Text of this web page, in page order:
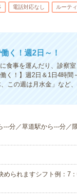
電話対応なし ルーテ
く！週2日～！
食事を運んだり、診察室
く！】週2日＆1日4時間
この週は月水金」など
---分／草道駅から---分／
られますシフト例：7